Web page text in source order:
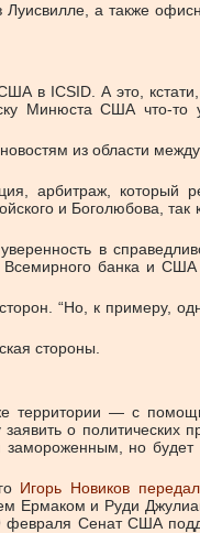
Луисвилле, а также
в ICSID. А это,
Минюста США что-то
из области
арбитраж, который
и Боголюбова, так
в
Всемирного банка и
“Но, к примеру,
стороны.
территории — с
о политических
но будет
Игорь Новиков передал
Ермаком и Руди
Сенат США